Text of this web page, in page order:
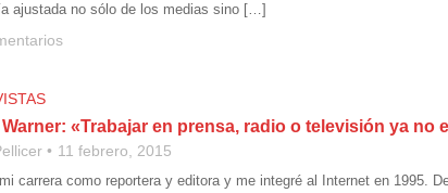
ajustada no sólo de los medias sino […]
«Trabajar en prensa, radio o televisión ya no
11 febrero, 2015
carrera como reportera y editora y me integré al Internet en 1995.